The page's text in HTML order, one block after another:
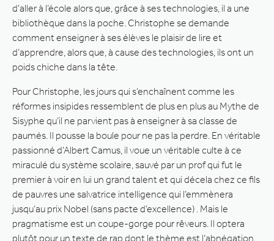
d’aller à l’école alors que, grâce à ses technologies, il a une
bibliothèque dans la poche. Christophe se demande
comment enseigner à ses élèves le plaisir de lire et
d’apprendre, alors que, à cause des technologies, ils ont un
poids chiche dans la tête.
Pour Christophe, les jours qui s’enchaînent comme les
réformes insipides ressemblent de plus en plus au Mythe de
Sisyphe qu’il ne parvient pas à enseigner à sa classe de
paumés. Il pousse la boule pour ne pas la perdre. En véritable
passionné d’Albert Camus, il voue un véritable culte à ce
miraculé du système scolaire, sauvé par un prof qui fut le
premier à voir en lui un grand talent et qui décela chez ce fils
de pauvres une salvatrice intelligence qui l’emmènera
jusqu’au prix Nobel (sans pacte d’excellence) . Mais le
pragmatisme est un coupe-gorge pour rêveurs. Il optera
plutôt pour un texte de rap dont le thème est l’abnégation,